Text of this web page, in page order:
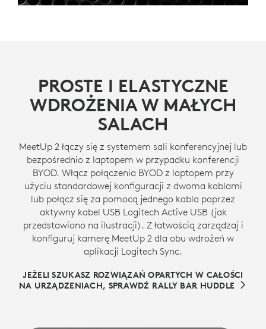
PROSTE I ELASTYCZNE
WDROŻENIA W MAŁYCH
SALACH
MeetUp 2 łączy się z systemem sali konferencyjnej lub
bezpośrednio z laptopem w przypadku konferencji
BYOD. Włącz połączenia BYOD z laptopem przy
użyciu standardowej konfiguracji z dwoma kablami
lub połącz się za pomocą jednego kabla poprzez
aktywny kabel USB Logitech Active USB (jak
przedstawiono na ilustracji). Z łatwością zarządzaj i
konfiguruj kamerę MeetUp 2 dla obu wdrożeń w
aplikacji Logitech Sync.
JEŻELI SZUKASZ ROZWIĄZAŃ OPARTYCH W CAŁOŚCI
NA URZĄDZENIACH, SPRAWDŹ RALLY BAR HUDDLE